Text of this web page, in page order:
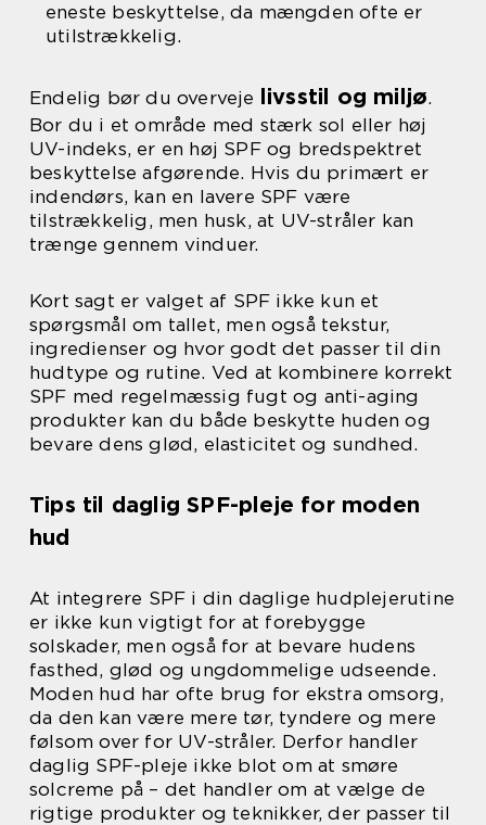
eneste beskyttelse, da mængden ofte er
utilstrækkelig.
Endelig bør du overveje livsstil og miljø.
Bor du i et område med stærk sol eller høj
UV-indeks, er en høj SPF og bredspektret
beskyttelse afgørende. Hvis du primært er
indendørs, kan en lavere SPF være
tilstrækkelig, men husk, at UV-stråler kan
trænge gennem vinduer.
Kort sagt er valget af SPF ikke kun et
spørgsmål om tallet, men også tekstur,
ingredienser og hvor godt det passer til din
hudtype og rutine. Ved at kombinere korrekt
SPF med regelmæssig fugt og anti-aging
produkter kan du både beskytte huden og
bevare dens glød, elasticitet og sundhed.
Tips til daglig SPF-pleje for moden
hud
At integrere SPF i din daglige hudplejerutine
er ikke kun vigtigt for at forebygge
solskader, men også for at bevare hudens
fasthed, glød og ungdommelige udseende.
Moden hud har ofte brug for ekstra omsorg,
da den kan være mere tør, tyndere og mere
følsom over for UV-stråler. Derfor handler
daglig SPF-pleje ikke blot om at smøre
solcreme på – det handler om at vælge de
rigtige produkter og teknikker, der passer til